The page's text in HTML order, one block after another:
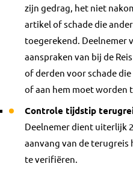
zijn gedrag, het niet
artikel of schade die
toegerekend. Deelnemer
aanspraken van bij de
of derden voor schade
of aan hem moet worden
Controle tijdstip
Deelnemer dient uiterlijk
aanvang van de
te verifiëren.